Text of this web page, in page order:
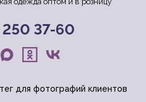
37-60
для фотографий клиентов